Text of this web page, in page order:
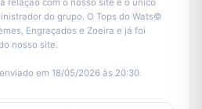
relação com o nosso site e o único
do grupo. O Tops do Wats©
Engraçados e Zoeira e já foi
nosso site.
em 18/05/2026 às 20:30.